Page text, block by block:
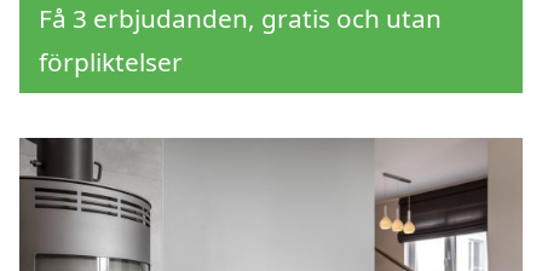
Få 3 erbjudanden, gratis och utan
förpliktelser